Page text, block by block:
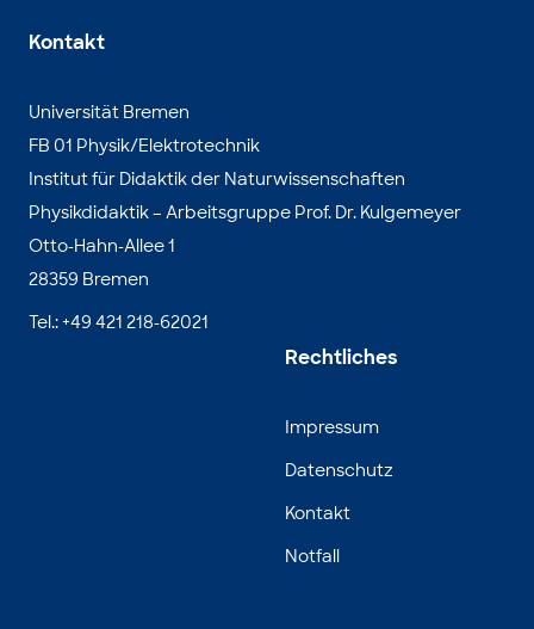
Kontakt
Universität Bremen
FB 01 Physik/Elektrotechnik
Institut für Didaktik der Naturwissenschaften
Physikdidaktik – Arbeitsgruppe Prof. Dr. Kulgemeyer
Otto-Hahn-Allee 1
28359 Bremen
Tel.: +49 421 218-62021
Rechtliches
Impressum
Datenschutz
Kontakt
Notfall